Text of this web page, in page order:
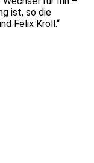
ist, so die
Felix Kroll.“